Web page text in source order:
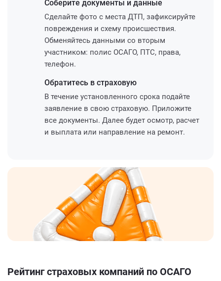
Соберите документы и данные
Сделайте фото с места ДТП, зафиксируйте
повреждения и схему происшествия.
Обменяйтесь данными со вторым
участником: полис ОСАГО, ПТС, права,
телефон.
Обратитесь в страховую
В течение установленного срока подайте
заявление в свою страховую. Приложите
все документы. Далее будет осмотр, расчет
и выплата или направление на ремонт.
Рейтинг страховых компаний по ОСАГО